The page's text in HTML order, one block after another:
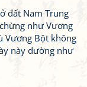
đất Nam Trung
như Vương
Vương Bột không
này dường như